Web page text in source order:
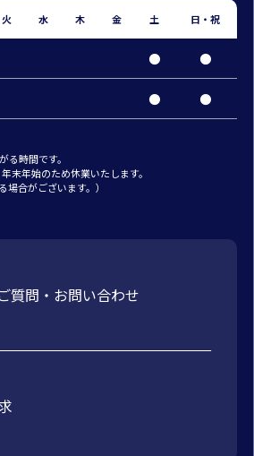
火 水 木 金 土 日・祝
● ●
● ●
時間です。
末年始のため休業いたします。
場合がございます。）
質問・お問い合わせ